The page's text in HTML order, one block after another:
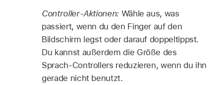
Controller-Aktionen:Wähle aus, was
passiert, wenn du den Finger auf den
Bildschirm legst oder darauf doppeltippst.
Du kannst außerdem die Größe des
Sprach-Controllers reduzieren, wenn du ihn
gerade nicht benutzt.